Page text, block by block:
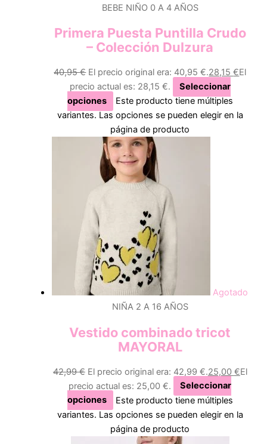
BEBE NIÑO 0 A 4 AÑOS
Primera Puesta Puntilla Crudo
– Colección Dulzura
40,95€ El precio original era: 40,95 €.28,15€El
precio actual es: 28,15 €.
Seleccionar
opciones
Este producto tiene múltiples
variantes. Las opciones se pueden elegir en la
página de producto
Agotado
NIÑA 2 A 16 AÑOS
Vestido combinado tricot
MAYORAL
42,99€ El precio original era: 42,99 €.25,00 €El
precio actual es: 25,00 €.
Seleccionar
opciones
Este producto tiene múltiples
variantes. Las opciones se pueden elegir en la
página de producto